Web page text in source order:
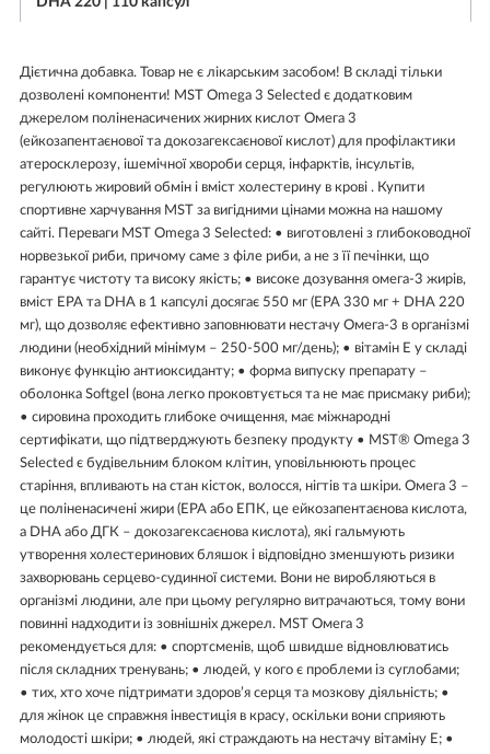
Дієтична добавка. Товар не є лікарським засобом! В складі тільки
дозволені компоненти! MST Omega 3 Selected є додатковим
джерелом поліненасичених жирних кислот Омега 3
(ейкозапентаєнової та докозагексаєнової кислот) для профілактики
атеросклерозу, ішемічної хвороби серця, інфарктів, інсультів,
регулюють жировий обмін і вміст холестерину в крові . Купити
спортивне харчування MST за вигідними цінами можна на нашому
сайті. Переваги MST Omega 3 Selected: • виготовлені з глибоководної
норвезької риби, причому саме з філе риби, а не з її печінки, що
гарантує чистоту та високу якість; • високе дозування омега-3 жирів,
вміст EPA та DHA в 1 капсулі досягає 550 мг (EPA 330 мг + DHA 220
мг), що дозволяє ефективно заповнювати нестачу Омега-3 в організмі
людини (необхідний мінімум – 250-500 мг/день); • вітамін Е у складі
виконує функцію антиоксиданту; • форма випуску препарату –
оболонка Softgel (вона легко проковтується та не має присмаку риби);
• сировина проходить глибоке очищення, має міжнародні
сертифікати, що підтверджують безпеку продукту • MST® Omega 3
Selected є будівельним блоком клітин, уповільнюють процес
старіння, впливають на стан кісток, волосся, нігтів та шкіри. Омега 3 –
це поліненасичені жири (ЕРА або ЕПК, це ейкозапентаєнова кислота,
а DHA або ДГК – докозагексаєнова кислота), які гальмують
утворення холестеринових бляшок і відповідно зменшують ризики
захворювань серцево-судинної системи. Вони не виробляються в
організмі людини, але при цьому регулярно витрачаються, тому вони
повинні надходити із зовнішніх джерел. MST Омега 3
рекомендується для: • спортсменів, щоб швидше відновлюватись
після складних тренувань; • людей, у кого є проблеми із суглобами;
• тих, хто хоче підтримати здоров’я серця та мозкову діяльність; •
для жінок це справжня інвестиція в красу, оскільки вони сприяють
молодості шкіри; • людей, які страждають на нестачу вітаміну Е; •